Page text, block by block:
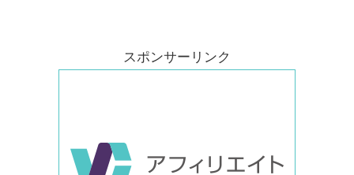
スポンサーリンク